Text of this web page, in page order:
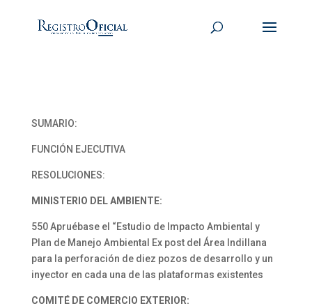
SUMARIO:
FUNCIÓN EJECUTIVA
RESOLUCIONES:
MINISTERIO DEL AMBIENTE:
550 Apruébase el “Estudio de Impacto Ambiental y
Plan de Manejo Ambiental Ex post del Área Indillana
para la perforación de diez pozos de desarrollo y un
inyector en cada una de las plataformas existentes
COMITÉ DE COMERCIO EXTERIOR: